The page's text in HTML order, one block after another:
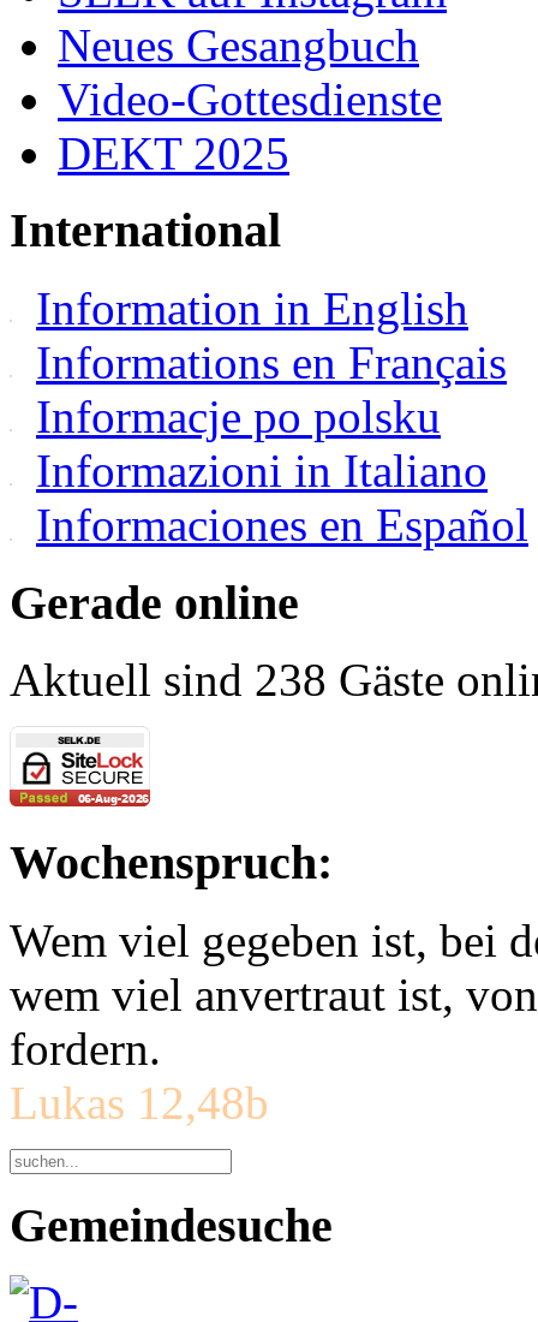
Neues Gesangbuch
Video-Gottesdienste
DEKT 2025
International
Information in English
Informations en Français
Informacje po polsku
Informazioni in Italiano
Informaciones en Español
Gerade online
Aktuell sind 238 Gäste
Wochenspruch:
Wem viel gegeben ist, bei
wem viel anvertraut ist,
fordern.
Lukas 12,48b
Gemeindesuche